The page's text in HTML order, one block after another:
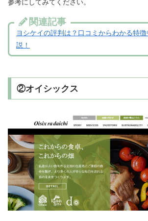
参考にしてみてください。
関連記事
ヨシケイの評判は？口コミからわかる特
説！
②オイシックス